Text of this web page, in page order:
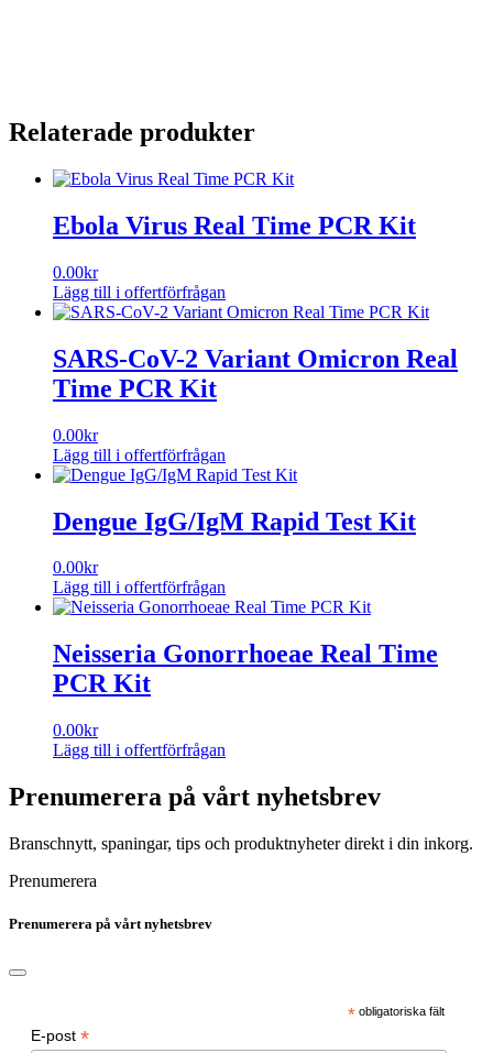
Relaterade produkter
Ebola Virus Real Time PCR Kit
0.00kr
Lägg till i offertförfrågan
SARS-CoV-2 Variant Omicron Real
Time PCR Kit
0.00kr
Lägg till i offertförfrågan
Dengue IgG/IgM Rapid Test Kit
0.00kr
Lägg till i offertförfrågan
Neisseria Gonorrhoeae Real Time
PCR Kit
0.00kr
Lägg till i offertförfrågan
Prenumerera på vårt nyhetsbrev
Branschnytt, spaningar, tips och produktnyheter direkt i din inkorg.
Prenumerera
Prenumerera på vårt nyhetsbrev
* obligatoriska fält
E-post *